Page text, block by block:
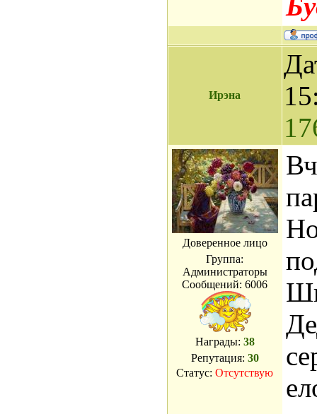
Ирэна
Доверенное лицо
Группа:
Администраторы
Сообщений:6006
Награды: 38
Репутация: 30
Статус:Отсутствую